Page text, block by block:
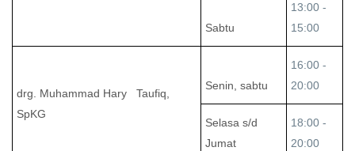
Sabtu
13:00 -
15:00
drg. Muhammad Hary Taufiq,
SpKG
Senin, sabtu
16:00 -
20:00
Selasa s/d
Jumat
18:00 -
20:00